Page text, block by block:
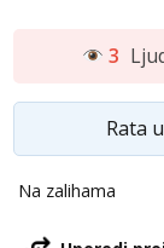
3
Rata
Na zalihama